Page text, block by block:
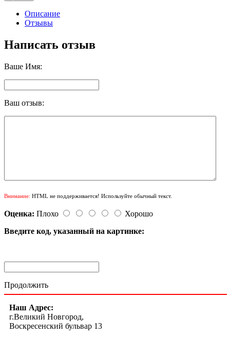
Описание
Отзывы
Написать отзыв
Ваше Имя:
Ваш отзыв:
Внимание: HTML не поддерживается! Используйте обычный текст.
Оценка: Плохо
Хорошо
Введите код, указанный на картинке:
Продолжить
Наш Адрес:
г.Великий Новгород,
Воскресенский бульвар 13